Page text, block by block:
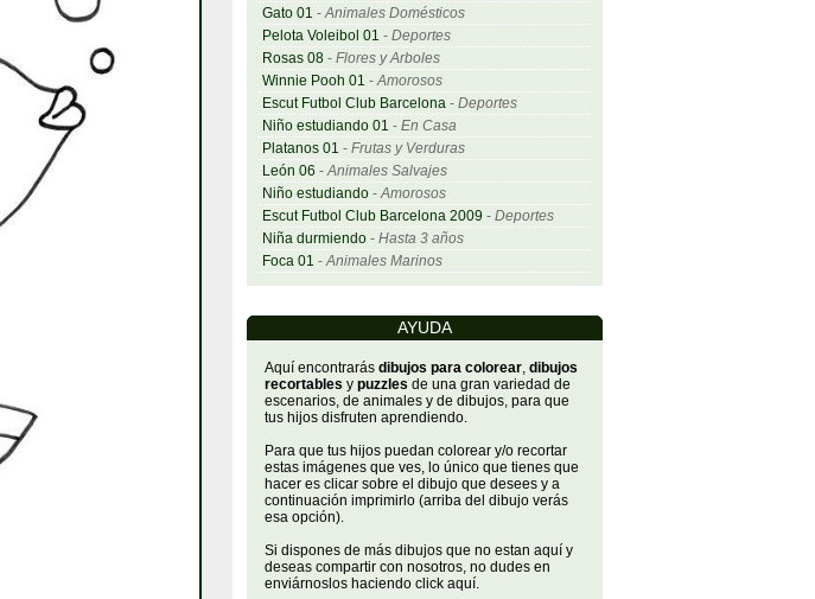
Gato 01 -Animales Domésticos
Pelota Voleibol 01 - Deportes
Rosas 08- Flores y Arboles
Winnie Pooh 01 -Amorosos
Escut Futbol Club Barcelona- Deportes
Niño estudiando 01 - En Casa
Platanos 01 - Frutas y Verduras
León 06 -Animales Salvajes
Niño estudiando-Amorosos
Escut Futbol Club Barcelona 2009 - Deportes
Niña durmiendo- Hasta 3 años
Foca 01 -Animales Marinos
AYUDA
Aquí encontrarás dibujos para colorear, dibujos
recortables y puzzles de una gran variedad de
escenarios, de animales y de dibujos, para que
tus hijos disfruten aprendiendo.
Para que tus hijos puedan colorear y/o recortar
estas imágenes que ves, lo único que tienes que
hacer es clicar sobre el dibujo que desees y a
continuación imprimirlo (arriba del dibujo verás
esa opción).
Si dispones de más dibujos que no estan aquí y
deseas compartir con nosotros, no dudes en
enviárnoslos haciendo click aquí.